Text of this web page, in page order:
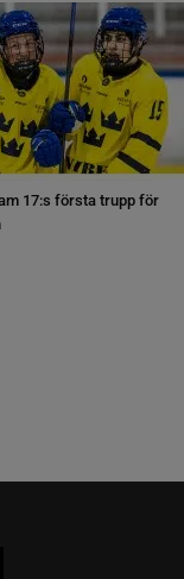
17:s första trupp för